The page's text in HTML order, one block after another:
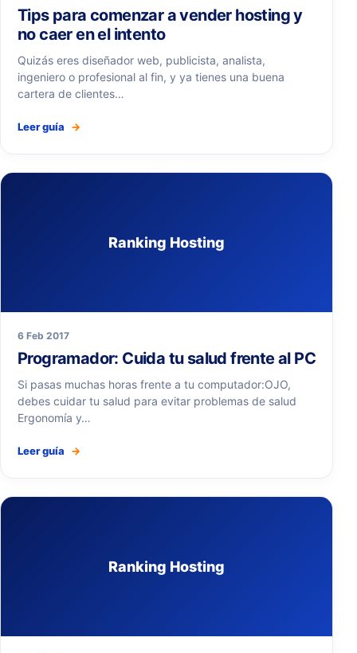
Tips para comenzar a vender hosting y
no caer en el intento
Quizás eres diseñador web, publicista, analista,
ingeniero o profesional al fin, y ya tienes una buena
cartera de clientes…
Leer guía →
Ranking Hosting
6 Feb 2017
Programador: Cuida tu salud frente al PC
Si pasas muchas horas frente a tu computador:OJO,
debes cuidar tu salud para evitar problemas de salud
Ergonomía y…
Leer guía →
Ranking Hosting